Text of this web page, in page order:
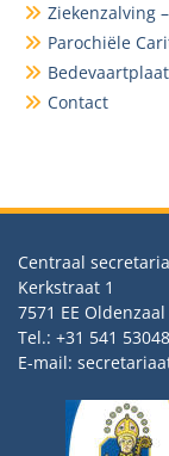
Ziekenzalving
Parochiële
Contact
Centraal
Kerkstraat 1
7571 EE Oldenzaal
Tel.: +31 541
E-mail: